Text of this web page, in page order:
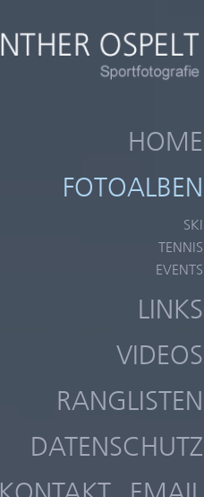
HOME
FOTOALBEN
SKI
TENNIS
EVENTS
LINKS
VIDEOS
RANGLISTEN
DATENSCHUTZ